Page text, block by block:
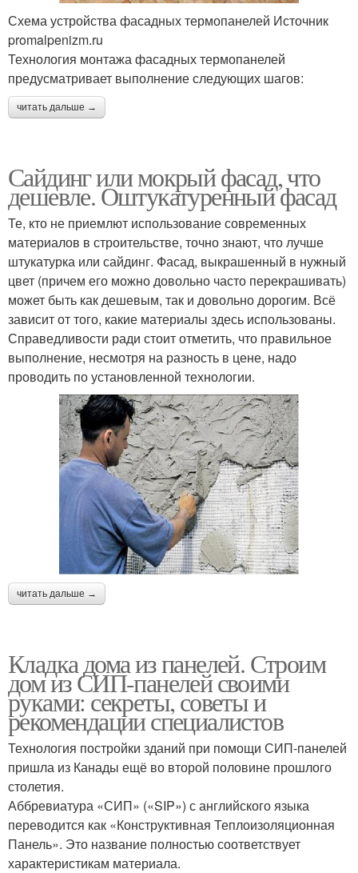
Схема устройства фасадных термопанелей Источник
promalpenizm.ru
Технология монтажа фасадных термопанелей
предусматривает выполнение следующих шагов:
читать дальше →
Сайдинг или мокрый фасад, что
дешевле. Оштукатуренный фасад
Те, кто не приемлют использование современных
материалов в строительстве, точно знают, что лучше
штукатурка или сайдинг. Фасад, выкрашенный в нужный
цвет (причем его можно довольно часто перекрашивать)
может быть как дешевым, так и довольно дорогим. Всё
зависит от того, какие материалы здесь использованы.
Справедливости ради стоит отметить, что правильное
выполнение, несмотря на разность в цене, надо
проводить по установленной технологии.
читать дальше →
Кладка дома из панелей. Строим
дом из СИП-панелей своими
руками: секреты, советы и
рекомендации специалистов
Технология постройки зданий при помощи СИП-панелей
пришла из Канады ещё во второй половине прошлого
столетия.
Аббревиатура «СИП» («SIP») с английского языка
переводится как «Конструктивная Теплоизоляционная
Панель». Это название полностью соответствует
характеристикам материала.